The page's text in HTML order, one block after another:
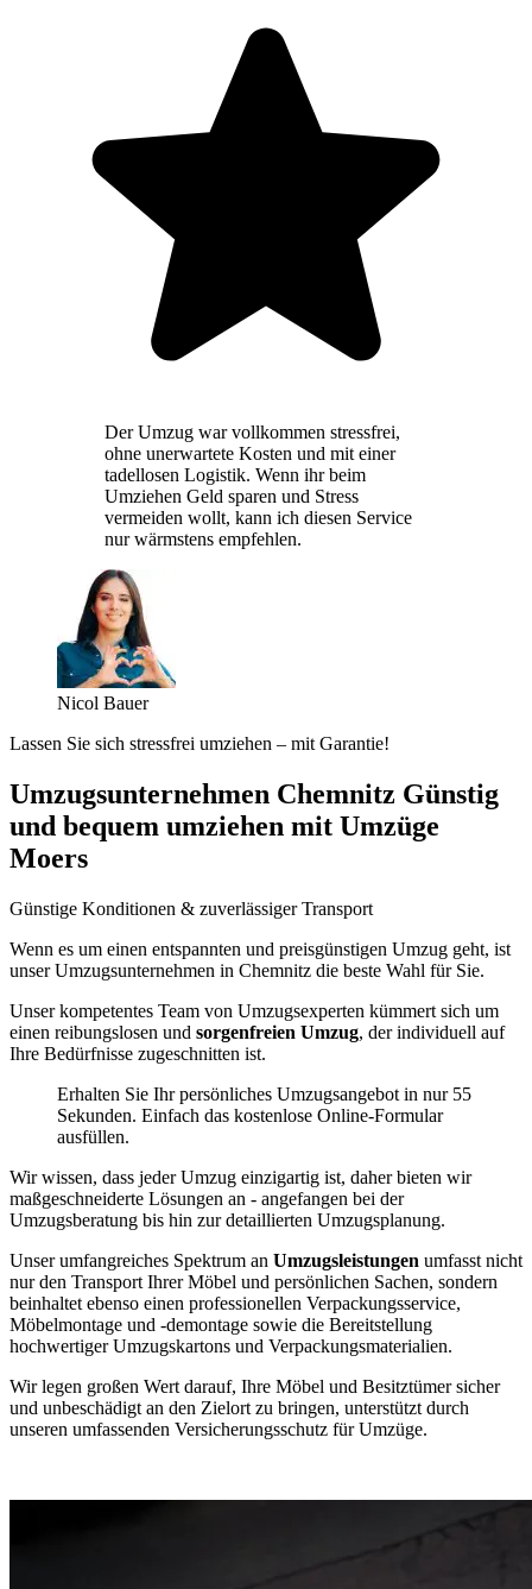
Der Umzug war vollkommen stressfrei,
ohne unerwartete Kosten und mit einer
tadellosen Logistik. Wenn ihr beim
Umziehen Geld sparen und Stress
vermeiden wollt, kann ich diesen Service
nur wärmstens empfehlen.
Nicol Bauer
Lassen Sie sich stressfrei umziehen – mit Garantie!
Umzugsunternehmen Chemnitz Günstig
und bequem umziehen mit Umzüge
Moers
Günstige Konditionen & zuverlässiger Transport
Wenn es um einen entspannten und preisgünstigen Umzug geht, ist
unser Umzugsunternehmen in Chemnitz die beste Wahl für Sie.
Unser kompetentes Team von Umzugsexperten kümmert sich um
einen reibungslosen und sorgenfreien Umzug, der individuell auf
Ihre Bedürfnisse zugeschnitten ist.
Erhalten Sie Ihr persönliches Umzugsangebot in nur 55
Sekunden. Einfach das kostenlose Online-Formular
ausfüllen.
Wir wissen, dass jeder Umzug einzigartig ist, daher bieten wir
maßgeschneiderte Lösungen an - angefangen bei der
Umzugsberatung bis hin zur detaillierten Umzugsplanung.
Unser umfangreiches Spektrum an Umzugsleistungen umfasst nicht
nur den Transport Ihrer Möbel und persönlichen Sachen, sondern
beinhaltet ebenso einen professionellen Verpackungsservice,
Möbelmontage und -demontage sowie die Bereitstellung
hochwertiger Umzugskartons und Verpackungsmaterialien.
Wir legen großen Wert darauf, Ihre Möbel und Besitztümer sicher
und unbeschädigt an den Zielort zu bringen, unterstützt durch
unseren umfassenden Versicherungsschutz für Umzüge.